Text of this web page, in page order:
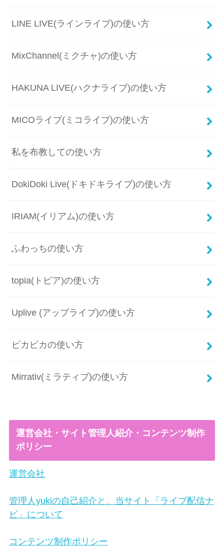
LINE LIVE(ラインライブ)の使い方
MixChannel(ミクチャ)の使い方
HAKUNA LIVE(ハクナライブ)の使い方
MICOライブ(ミコライブ)の使い方
私を布教しての使い方
DokiDoki Live(ドキドキライブ)の使い方
IRIAM(イリアム)の使い方
ふわっちの使い方
topia(トピア)の使い方
Uplive (アップライブ)の使い方
ピカピカの使い方
Mirrativ(ミラティブ)の使い方
運営会社・サイト管理人紹介・コンテンツ制作
ポリシー
運営会社
管理人yukiの自己紹介と、当サイト「ライブ配信ナ
ビ」について
コンテンツ制作ポリシー